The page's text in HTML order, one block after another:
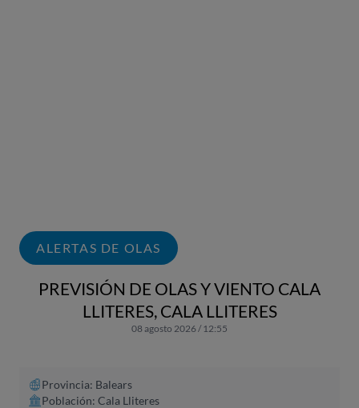
ALERTAS DE OLAS
PREVISIÓN DE OLAS Y VIENTO CALA
LLITERES, CALA LLITERES
08 agosto 2026 / 12:55
Provincia: Balears
Población: Cala Lliteres